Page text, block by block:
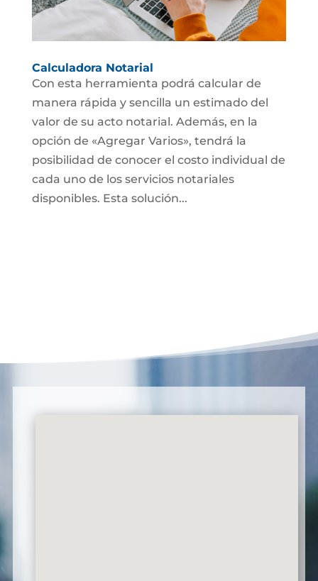
Calculadora Notarial
Con esta herramienta podrá calcular de
manera rápida y sencilla un estimado del
valor de su acto notarial. Además, en la
opción de «Agregar Varios», tendrá la
posibilidad de conocer el costo individual de
cada uno de los servicios notariales
disponibles. Esta solución...